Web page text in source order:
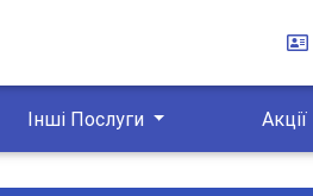
Інші Послуги Акції